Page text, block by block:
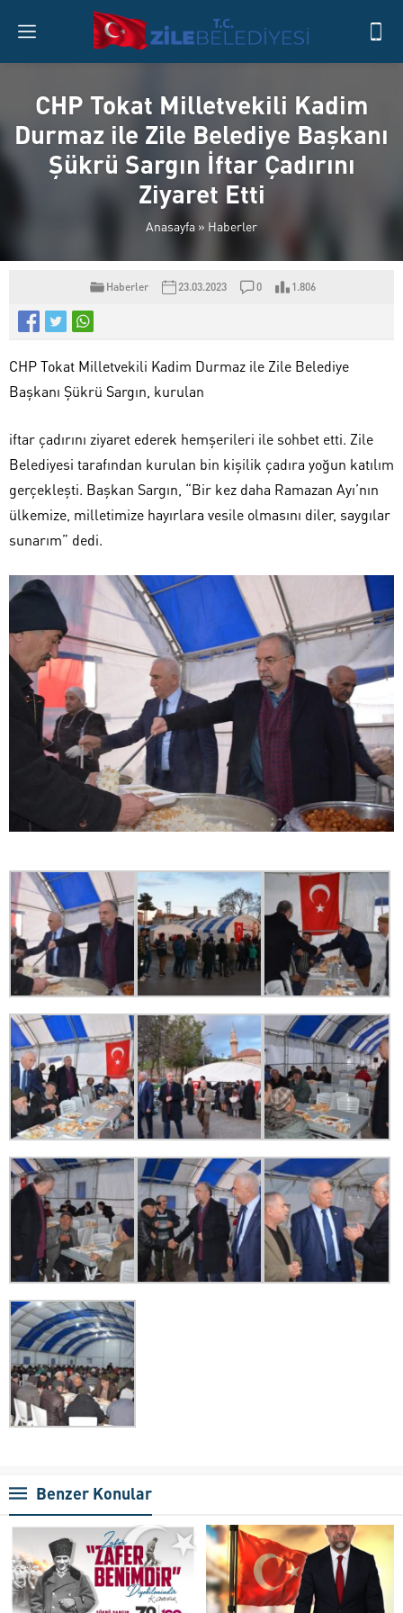
CHP Tokat Milletvekili Kadim
Durmaz ile Zile Belediye Başkanı
Şükrü Sargın İftar Çadırını
Ziyaret Etti
Anasayfa » Haberler
Haberler 23.03.2023 0 1.806
CHP Tokat Milletvekili Kadim Durmaz ile Zile Belediye
Başkanı Şükrü Sargın, kurulan
iftar çadırını ziyaret ederek hemşerileri ile sohbet etti. Zile
Belediyesi tarafından kurulan bin kişilik çadıra yoğun katılım
gerçekleşti. Başkan Sargın, “Bir kez daha Ramazan Ayı’nın
ülkemize, milletimize hayırlara vesile olmasını diler, saygılar
sunarım” dedi.
Benzer Konular